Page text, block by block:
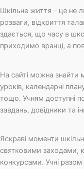
Шкільне життя – це не
розваги, відкриття
здається, що часу в
приходимо вранці, а
На сайті можна знайти
уроків, календарні
тощо. Учням доступні
завдань, довідники та
Яскраві моменти
святковими заходами,
конкурсами. Учні